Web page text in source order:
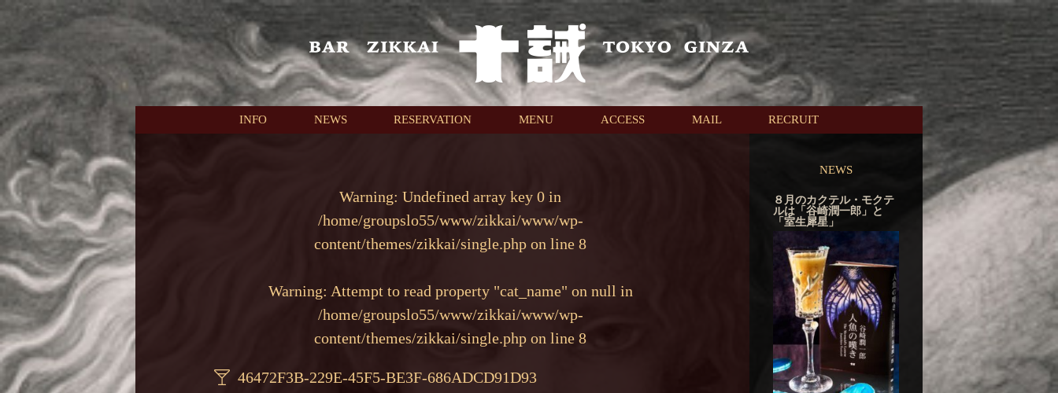
本文へスキップ
INFO NEWS RESERVATION MENU ACCESS MAIL RECRUIT
Warning: Undefined array key 0 in
/home/groupslo55/www/zikkai/www/wp-
content/themes/zikkai/single.php on line 8
Warning: Attempt to read property "cat_name" on null in
/home/groupslo55/www/zikkai/www/wp-
content/themes/zikkai/single.php on line 8
46472F3B-229E-45F5-BE3F-686ADCD91D93
NEWS
８月のカクテル・モクテ
ルは「谷崎潤一郎」と
「室生犀星」